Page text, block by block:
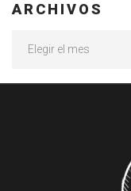
ARCHIVOS